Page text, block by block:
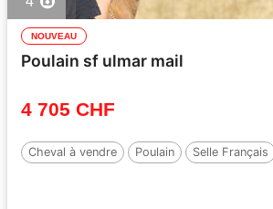
NOUVEAU
Poulain sf ulmar mail
4 705 CHF
Cheval à vendre Poulain Selle Français